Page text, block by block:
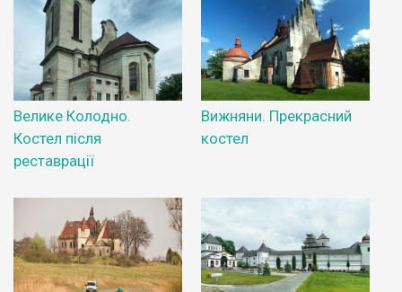
Велике Колодно.
Костел після
реставрації
Вижняни. Прекрасний
костел